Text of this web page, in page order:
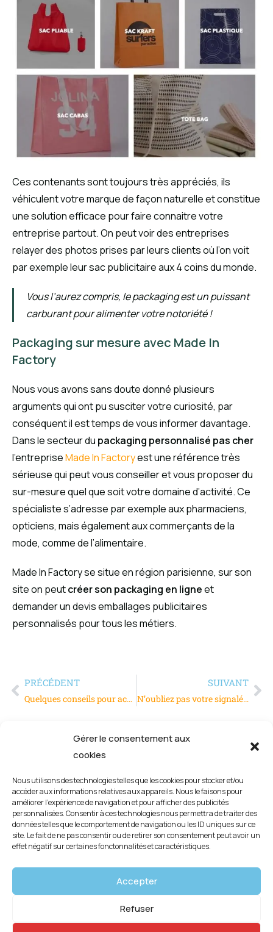
Gérer le consentement aux
cookies
Nous utilisons des technologies telles que les cookies pour stocker et/ou
accéder aux informations relatives aux appareils. Nous le faisons pour
améliorer l’expérience de navigation et pour afficher des publicités
personnalisées. Consentir à ces technologies nous permettra de traiter des
données telles que le comportement de navigation ou les ID uniques sur ce
site. Le fait de ne pas consentir ou de retirer son consentement peut avoir un
effet négatif sur certaines fonctonnalités et caractéristiques.
Accepter
Refuser
Ces contenants sont toujours très appréciés, ils
véhiculent votre marque de façon naturelle et constitue
une solution efficace pour faire connaitre votre
entreprise partout. On peut voir des entreprises
relayer des photos prises par leurs clients où l’on voit
par exemple leur sac publicitaire aux 4 coins du monde.
Vous l’aurez compris, le packaging est un puissant
carburant pour alimenter votre notoriété !
Packaging sur mesure avec Made In
Factory
Nous vous avons sans doute donné plusieurs
arguments qui ont pu susciter votre curiosité, par
conséquent il est temps de vous informer davantage.
Dans le secteur du packaging personnalisé pas cher
l’entrepriseMade In Factoryest une référence très
sérieuse qui peut vous conseiller et vous proposer du
sur-mesure quel que soit votre domaine d’activité. Ce
spécialiste s’adresse par exemple aux pharmaciens,
opticiens, mais également aux commerçants de la
mode, comme de l’alimentaire.
Made In Factory se situe en région parisienne, sur son
site on peutcréer son packaging en ligneet
demander un devis emballages publicitaires
personnalisés pour tous les métiers.
PRÉCÉDENT
Quelques conseils pour acheter un aspirateur industriel puissant
SUIVANT
N’oubliez pas votre signalétique publicitaire pour vos foires et salons
Politique de confidentialité